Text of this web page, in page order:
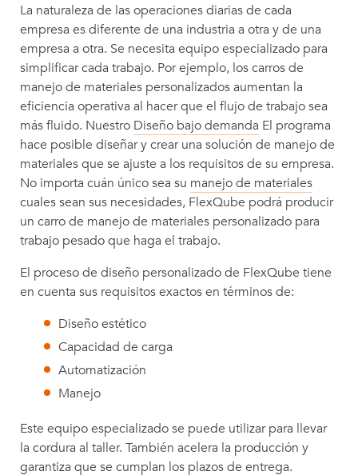
La naturaleza de las operaciones diarias de cada
empresa es diferente de una industria a otra y de una
empresa a otra. Se necesita equipo especializado para
simplificar cada trabajo. Por ejemplo, los carros de
manejo de materiales personalizados aumentan la
eficiencia operativa al hacer que el flujo de trabajo sea
más fluido. Nuestro Diseño bajo demanda El programa
hace posible diseñar y crear una solución de manejo de
materiales que se ajuste a los requisitos de su empresa.
No importa cuán único sea su manejo de materiales
cuales sean sus necesidades, FlexQube podrá producir
un carro de manejo de materiales personalizado para
trabajo pesado que haga el trabajo.
El proceso de diseño personalizado de FlexQube tiene
en cuenta sus requisitos exactos en términos de:
Diseño estético
Capacidad de carga
Automatización
Manejo
Este equipo especializado se puede utilizar para llevar
la cordura al taller. También acelera la producción y
garantiza que se cumplan los plazos de entrega.